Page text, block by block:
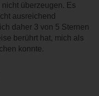
überzeugen. Es
ausreichend
daher 3 von 5 Sternen
berührt hat, mich als
konnte.